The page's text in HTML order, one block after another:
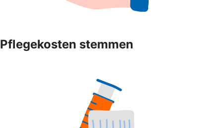
Pflegekosten stemmen